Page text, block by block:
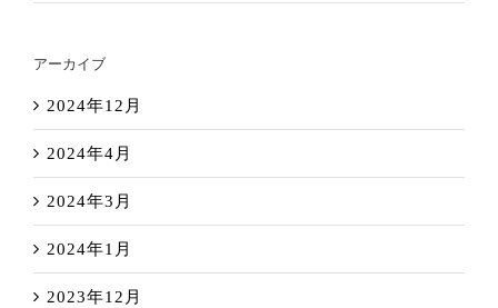
アーカイブ
2024年12月
2024年4月
2024年3月
2024年1月
2023年12月